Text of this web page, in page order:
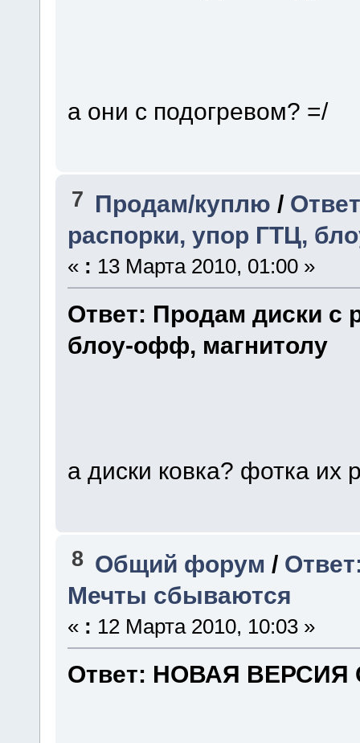
а они с подогревом? =/
7 Продам/куплю /
распорки, упор ГТЦ,
« : 13 Марта 2010, 01:00 »
Ответ: Продам диски с
блоу-офф, магнитолу
а диски ковка? фотка их
8 Общий форум /
Мечты сбываются
« : 12 Марта 2010, 10:03 »
Ответ: НОВАЯ ВЕРСИЯ